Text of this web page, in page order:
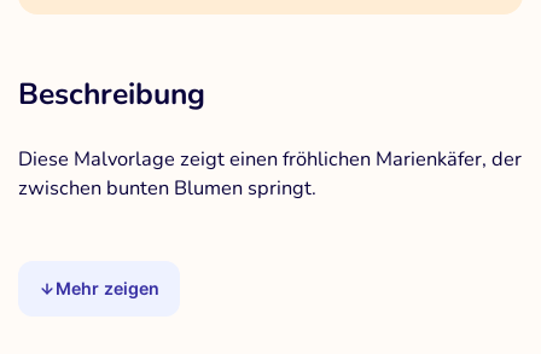
Beschreibung
Diese Malvorlage zeigt einen fröhlichen Marienkäfer, der
zwischen bunten Blumen springt.
Mehr zeigen